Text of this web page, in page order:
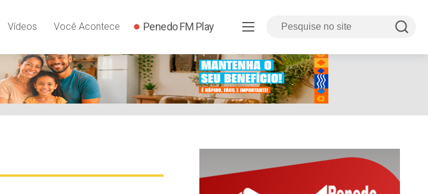
Vídeos Você Acontece Penedo FM Play